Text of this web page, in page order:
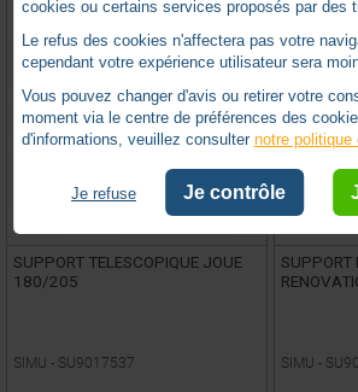
SUPPORT TELESCOPIQUE JOUE
180/205
SIMU - SU9017537
SUPPORT
SIMU -
cookies ou certains services proposés par des
Le refus des cookies n'affectera pas votre
cependant votre expérience utilisateur sera
Vous pouvez changer d'avis ou retirer votre
moment via le centre de préférences des
d'informations, veuillez consulter notre politique
Je refuse Je contrôle